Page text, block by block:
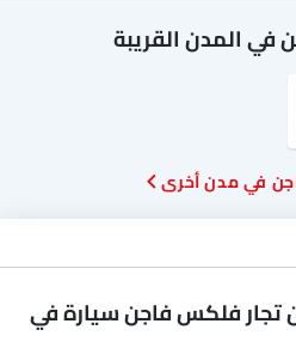
المدن القريبة
في مدن أخرى
تجار فلكس فاجن سيارة في